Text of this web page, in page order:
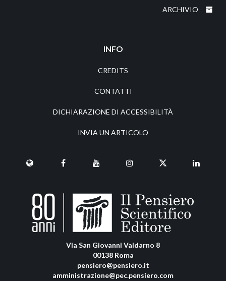
ARCHIVIO
INFO
CREDITS
CONTATTI
DICHIARAZIONE DI ACCESSIBILITÀ
INVIA UN ARTICOLO
Via San Giovanni Valdarno 8
00138 Roma
pensiero@pensiero.it
amministrazione@pec.pensiero.com